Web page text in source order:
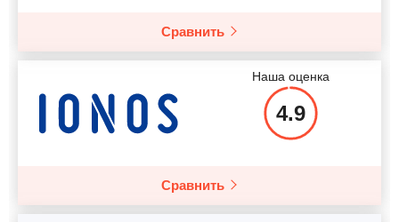
Сравнить
Наша оценка
4.9
Сравнить